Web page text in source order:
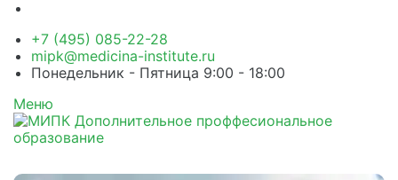
+7 (495) 085-22-28
mipk@medicina-institute.ru
Понедельник - Пятница 9:00 - 18:00
Меню